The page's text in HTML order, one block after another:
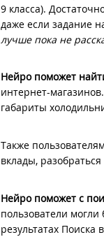
9 класса).
даже если задание
лучше пока не
Нейро поможет
интернет-
габариты
Также
вклады,
Нейро поможет с
пользователи
результатах